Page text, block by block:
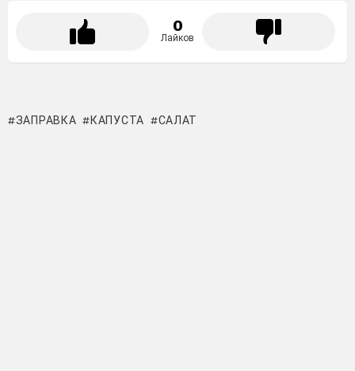
0
Лайков
ЗАПРАВКА КАПУСТА САЛАТ